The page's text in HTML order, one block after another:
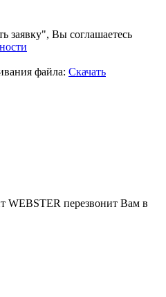
заявку", Вы соглашаетесь
файла: Скачать
WEBSTER перезвонит Вам в